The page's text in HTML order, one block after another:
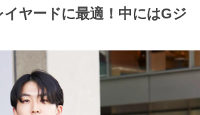
ヤードに最適！中にはGジ